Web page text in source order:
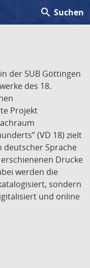
search Suchen
der SUB Göttingen
des 18.
Projekt
(VD 18) zielt
deutscher Sprache
Drucke
werden die
sondern
und online